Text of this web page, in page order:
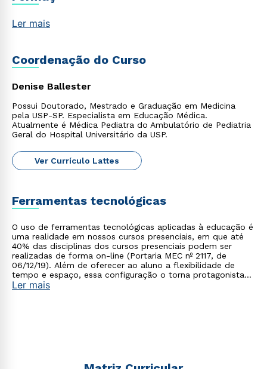
Ler mais
Coordenação do Curso
Denise Ballester
Possui Doutorado, Mestrado e Graduação em Medicina
pela USP-SP. Especialista em Educação Médica.
Atualmente é Médica Pediatra do Ambulatório de Pediatria
Geral do Hospital Universitário da USP.
Ver Currículo Lattes
Ferramentas tecnológicas
O uso de ferramentas tecnológicas aplicadas à educação é
uma realidade em nossos cursos presenciais, em que até
40% das disciplinas dos cursos presenciais podem ser
realizadas de forma on-line (Portaria MEC nº 2117, de
06/12/19). Além de oferecer ao aluno a flexibilidade de
tempo e espaço, essa configuração o torna protagonista
no processo de construção do seu conhecimento.
Ler mais
envio de conteúdos da Cruzeiro do Sul.